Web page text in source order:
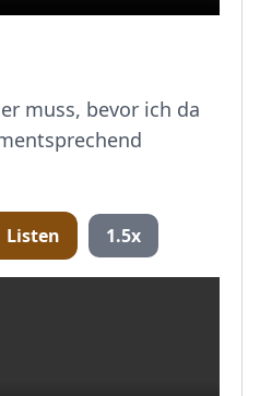
muss, bevor ich da
Listen 1.5x